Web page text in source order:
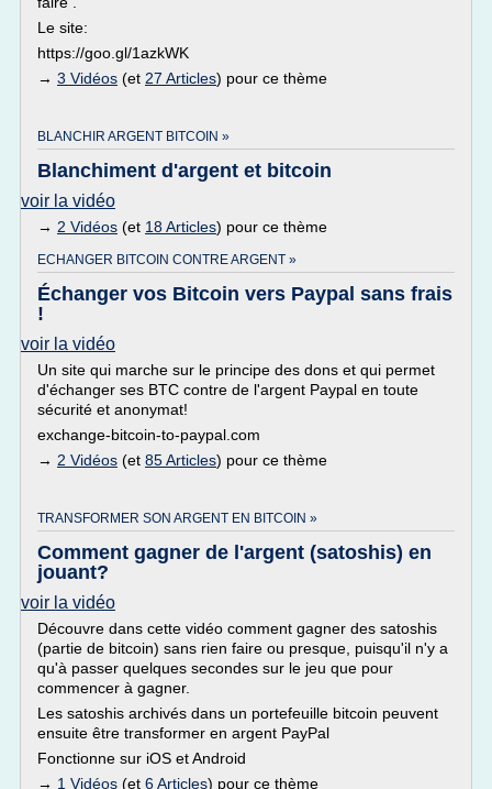
Le site:
https://goo.gl/1azkWK
→ 3 Vidéos (et 27 Articles) pour ce thème
BLANCHIR ARGENT BITCOIN »
Blanchiment d'argent et bitcoin
voir la vidéo
→ 2 Vidéos (et 18 Articles) pour ce thème
ECHANGER BITCOIN CONTRE ARGENT »
Échanger vos Bitcoin vers Paypal sans frais
!
voir la vidéo
Un site qui marche sur le principe des dons et qui permet
d'échanger ses BTC contre de l'argent Paypal en toute
sécurité et anonymat!
exchange-bitcoin-to-paypal.com
→ 2 Vidéos (et 85 Articles) pour ce thème
TRANSFORMER SON ARGENT EN BITCOIN »
Comment gagner de l'argent (satoshis) en
jouant?
voir la vidéo
Découvre dans cette vidéo comment gagner des satoshis
(partie de bitcoin) sans rien faire ou presque, puisqu'il n'y a
qu'à passer quelques secondes sur le jeu que pour
commencer à gagner.
Les satoshis archivés dans un portefeuille bitcoin peuvent
ensuite être transformer en argent PayPal
Fonctionne sur iOS et Android
→ 1 Vidéos (et 6 Articles) pour ce thème